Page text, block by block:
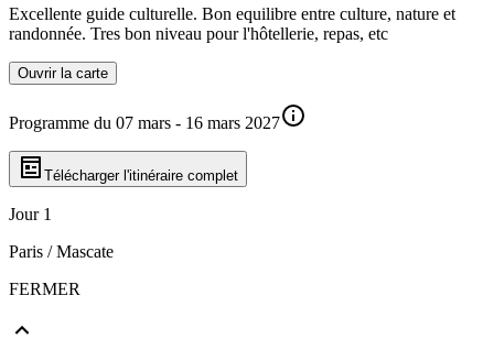
Excellente guide culturelle. Bon equilibre entre culture, nature et
randonnée. Tres bon niveau pour l'hôtellerie, repas, etc
Ouvrir la carte
Programme du 07 mars - 16 mars 2027
Télécharger l'itinéraire complet
Jour 1
Paris / Mascate
FERMER